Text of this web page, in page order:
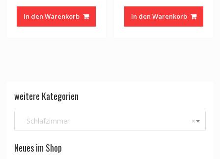
war:
CHF 257.00
CHF 206.00.
In den Warenkorb
war:
CHF 212.00
In den Warenkorb
weitere Kategorien
×
Schlafzimmer
Neues im Shop